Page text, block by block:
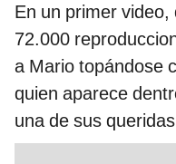
En un primer
72.000
a Mario topándose
quien aparece
una de sus